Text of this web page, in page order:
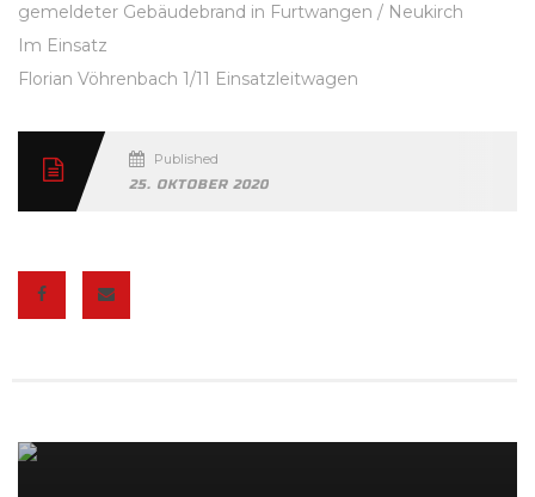
gemeldeter Gebäudebrand in Furtwangen / Neukirch
Im Einsatz
Florian Vöhrenbach 1/11 Einsatzleitwagen
Published
25. OKTOBER 2020